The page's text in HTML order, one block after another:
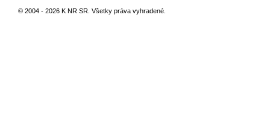
© 2004 - 2026 K NR SR. Všetky práva vyhradené.